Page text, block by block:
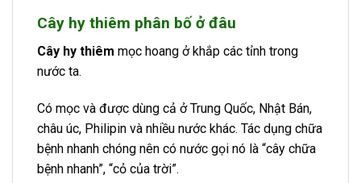
Cây hy thiêm phân bố ở đâu
Cây hy thiêm mọc hoang ở khắp các tỉnh trong
nước ta.
Có mọc và được dùng cả ở Trung Quốc, Nhật Bán,
châu úc, Philipin và nhiều nước khác. Tác dụng chữa
bệnh nhanh chóng nên có nước gọi nó là “cây chữa
bệnh nhanh”, “cỏ của trời”.